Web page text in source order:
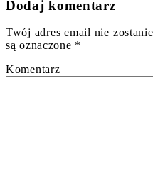
Dodaj komentarz
Twój adres email nie
są oznaczone *